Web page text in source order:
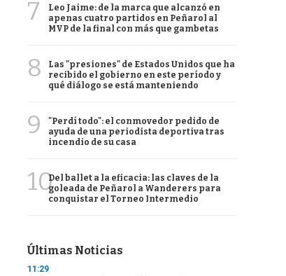
7
Leo Jaime: de la marca que alcanzó en
apenas cuatro partidos en Peñarol al
MVP de la final con más que gambetas
8
Las "presiones" de Estados Unidos que ha
recibido el gobierno en este período y
qué diálogo se está manteniendo
9
"Perdí todo": el conmovedor pedido de
ayuda de una periodista deportiva tras
incendio de su casa
10Del ballet a la eficacia: las claves de la
goleada de Peñarol a Wanderers para
conquistar el Torneo Intermedio
Últimas Noticias
11:29